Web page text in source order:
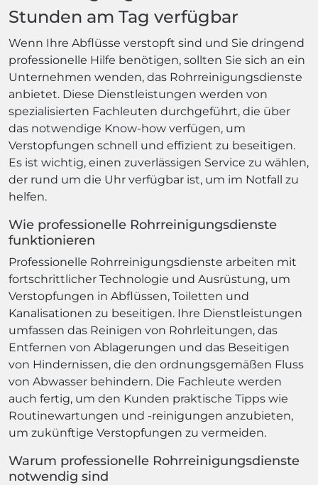
Stunden am Tag verfügbar
Wenn Ihre Abflüsse verstopft sind und Sie dringend
professionelle Hilfe benötigen, sollten Sie sich an ein
Unternehmen wenden, das Rohrreinigungsdienste
anbietet. Diese Dienstleistungen werden von
spezialisierten Fachleuten durchgeführt, die über
das notwendige Know-how verfügen, um
Verstopfungen schnell und effizient zu beseitigen.
Es ist wichtig, einen zuverlässigen Service zu wählen,
der rund um die Uhr verfügbar ist, um im Notfall zu
helfen.
Wie professionelle Rohrreinigungsdienste
funktionieren
Professionelle Rohrreinigungsdienste arbeiten mit
fortschrittlicher Technologie und Ausrüstung, um
Verstopfungen in Abflüssen, Toiletten und
Kanalisationen zu beseitigen. Ihre Dienstleistungen
umfassen das Reinigen von Rohrleitungen, das
Entfernen von Ablagerungen und das Beseitigen
von Hindernissen, die den ordnungsgemäßen Fluss
von Abwasser behindern. Die Fachleute werden
auch fertig, um den Kunden praktische Tipps wie
Routinewartungen und -reinigungen anzubieten,
um zukünftige Verstopfungen zu vermeiden.
Warum professionelle Rohrreinigungsdienste
notwendig sind